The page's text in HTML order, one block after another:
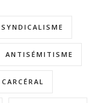
ANTISÉMITISME
CARCÉRAL